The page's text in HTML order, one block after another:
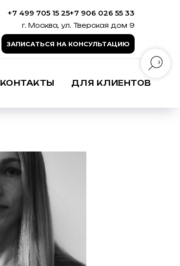
+7 906 026 55 33
г. Москва, ул. Тверская дом 9
+7 499 705 15 25
ЗАПИСАТЬСЯ НА КОНСУЛЬТАЦИЮ
КОНТАКТЫ ДЛЯ КЛИЕНТОВ